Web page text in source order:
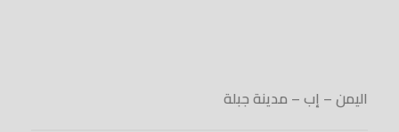
اليمن – إب – مدينة جبلة